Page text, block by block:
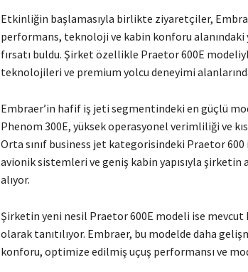
Etkinliğin başlamasıyla birlikte ziyaretçiler,
performans, teknoloji ve kabin konforu alanındaki
fırsatı buldu. Şirket özellikle Praetor 600E
teknolojileri ve premium yolcu deneyimi
Embraer’in hafif iş jeti segmentindeki en güçlü
Phenom 300E, yüksek operasyonel verimliliği ve
Orta sınıf business jet kategorisindeki Praetor
avionik sistemleri ve geniş kabin yapısıyla
alıyor.
Şirketin yeni nesil Praetor 600E modeli ise
olarak tanıtılıyor. Embraer, bu modelde daha
konforu, optimize edilmiş uçuş performansı ve